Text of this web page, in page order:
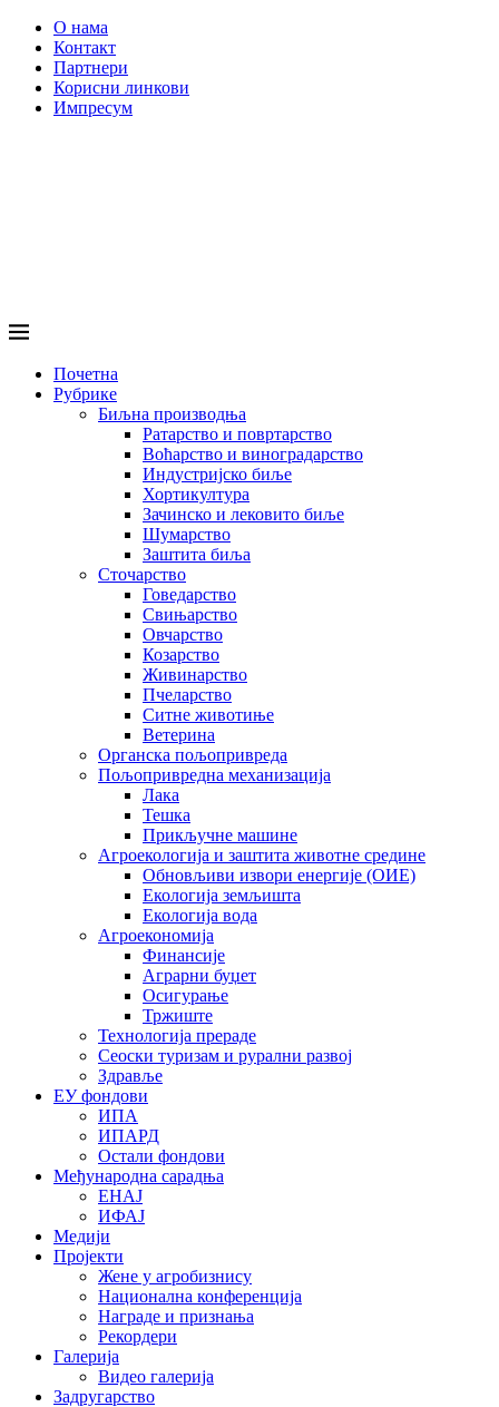
О нама
Контакт
Партнери
Корисни линкови
Импресум
Почетна
Рубрике
Биљна производња
Ратарство и повртарство
Воћарство и виноградарство
Индустријско биље
Хортикултура
Зачинско и лековито биље
Шумарство
Заштита биља
Сточарство
Говедарство
Свињарство
Овчарство
Козарство
Живинарство
Пчеларство
Ситне животиње
Ветерина
Органска пољопривреда
Пољопривредна механизација
Лака
Тешка
Прикључне машине
Агроекологија и заштита животне средине
Обновљиви извори енергије (ОИЕ)
Екологија земљишта
Екологија вода
Агроекономија
Финансије
Аграрни буџет
Осигурање
Тржиште
Технологија прераде
Сеоски туризам и рурални развој
Здравље
ЕУ фондови
ИПА
ИПАРД
Остали фондови
Међународна сарадња
ЕНАЈ
ИФАЈ
Медији
Пројекти
Жене у агробизнису
Национална конференција
Награде и признања
Рекордери
Галерија
Видео галерија
Задругарство